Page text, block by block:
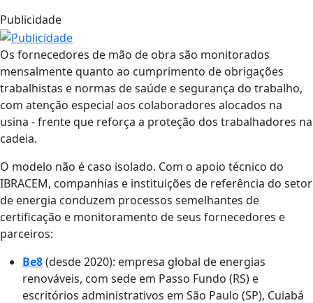
Publicidade
Os fornecedores de mão de obra são monitorados
mensalmente quanto ao cumprimento de obrigações
trabalhistas e normas de saúde e segurança do trabalho,
com atenção especial aos colaboradores alocados na
usina - frente que reforça a proteção dos trabalhadores na
cadeia.
O modelo não é caso isolado. Com o apoio técnico do
IBRACEM, companhias e instituições de referência do setor
de energia conduzem processos semelhantes de
certificação e monitoramento de seus fornecedores e
parceiros:
Be8(desde 2020): empresa global de energias
renováveis, com sede em Passo Fundo (RS) e
escritórios administrativos em São Paulo (SP), Cuiabá